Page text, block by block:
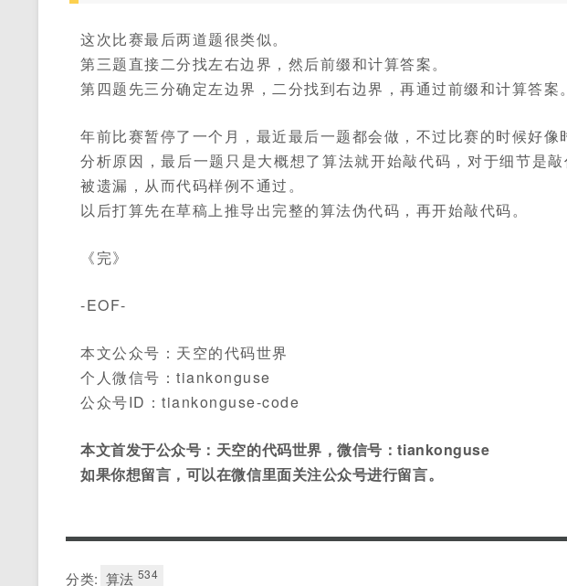
这次比赛最后两道题很类似。
第三题直接二分找左右边界，然后前缀和计算答案。
第四题先三分确定左边界，二分找到右边界，再通过前缀和计算答案。
年前比赛暂停了一个月，最近最后一题都会做，不过比赛的时候好像
分析原因，最后一题只是大概想了算法就开始敲代码，对于细节是
被遗漏，从而代码样例不通过。
以后打算先在草稿上推导出完整的算法伪代码，再开始敲代码。
《完》
-EOF-
本文公众号：天空的代码世界
个人微信号：tiankonguse
公众号ID：tiankonguse-code
本文首发于公众号：天空的代码世界，微信号：tiankonguse
如果你想留言，可以在微信里面关注公众号进行留言。
分类: 算法534